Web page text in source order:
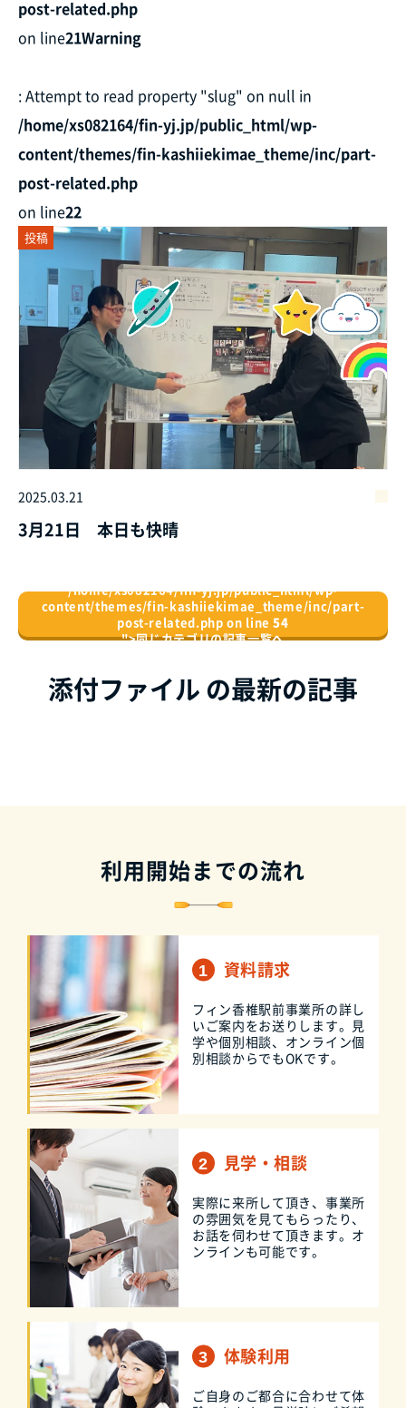
post-related.php
on line21Warning
: Attempt to read property "slug" on null in
/home/xs082164/fin-yj.jp/public_html/wp-
content/themes/fin-kashiiekimae_theme/inc/part-
post-related.php
on line22
投稿
2025.03.21
3月21日 本日も快晴
/home/xs082164/fin-yj.jp/public_html/wp-
content/themes/fin-kashiiekimae_theme/inc/part-
post-related.php on line54
">同じカテゴリの記事⼀覧へ
添付ファイル の最新の記事
利用開始までの流れ
資料請求
フィン香椎駅前事業所の詳し
いご案内をお送りします。見
学や個別相談、オンライン個
別相談からでもOKです。
見学・相談
実際に来所して頂き、事業所
の雰囲気を見てもらったり、
お話を伺わせて頂きます。オ
ンラインも可能です。
体験利用
ご自身のご都合に合わせて体